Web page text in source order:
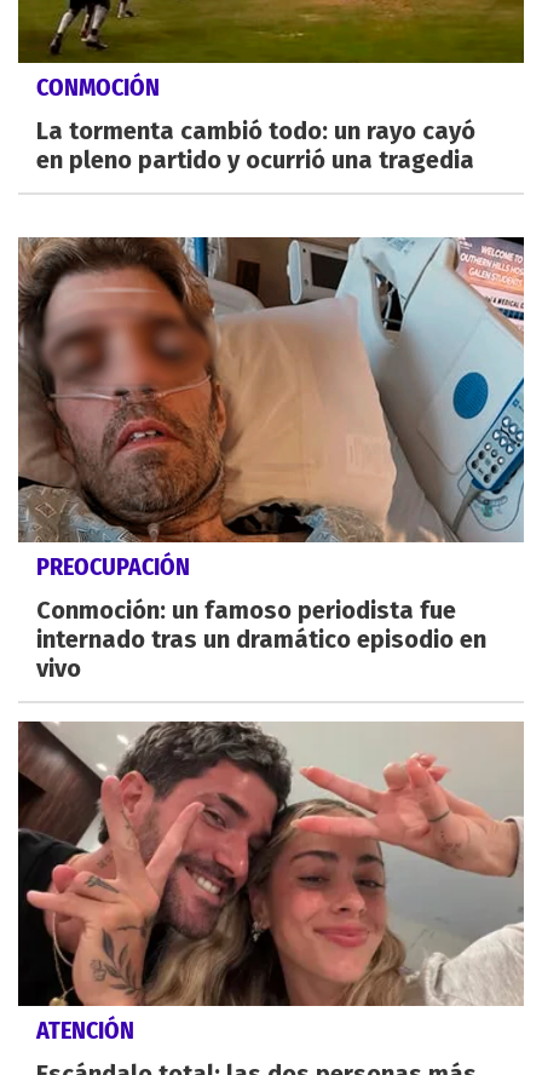
CONMOCIÓN
La tormenta cambió todo: un rayo cayó
en pleno partido y ocurrió una tragedia
PREOCUPACIÓN
Conmoción: un famoso periodista fue
internado tras un dramático episodio en
vivo
ATENCIÓN